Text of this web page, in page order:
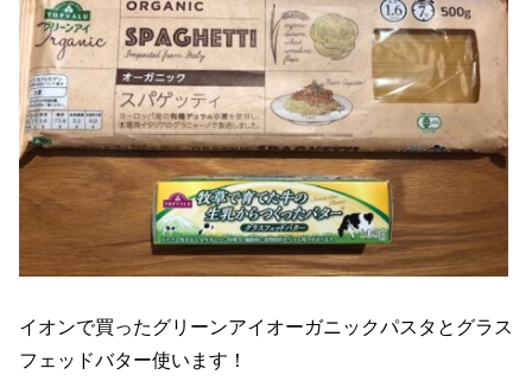
イオンで買ったグリーンアイオーガニックパスタとグラス
フェッドバター使います！